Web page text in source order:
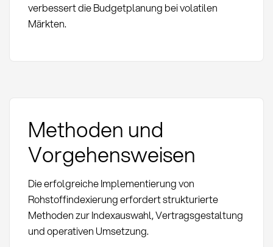
verbessert die Budgetplanung bei volatilen
Märkten.
Methoden und
Vorgehensweisen
Die erfolgreiche Implementierung von
Rohstoffindexierung erfordert strukturierte
Methoden zur Indexauswahl, Vertragsgestaltung
und operativen Umsetzung.